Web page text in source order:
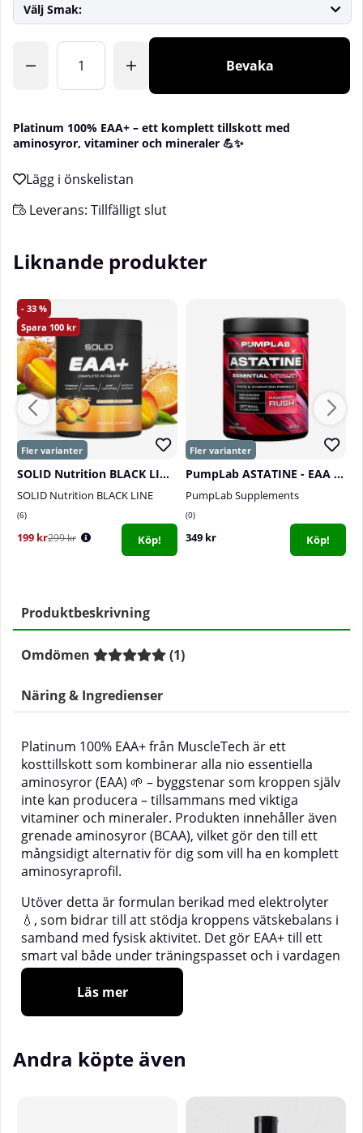
Välj Smak:
Bevaka
Platinum 100% EAA+ – ett komplett tillskott med
aminosyror, vitaminer och mineraler 💪✨
Leverans: Tillfälligt slut
Liknande produkter
33
100
SOLID Nutrition BLACK LINE EAA+, 440 g
SOLID Nutrition BLACK LINE
6
199 kr299 kr Köp!
PumpLab ASTATINE - EAA & Hydration, 450 g
PumpLab Supplements
0
349 kr Köp!
Produktbeskrivning
Omdömen (1)
Näring & Ingredienser
Platinum 100% EAA+ från MuscleTech är ett
kosttillskott som kombinerar alla nio essentiella
aminosyror (EAA) 🌱 – byggstenar som kroppen själv
inte kan producera – tillsammans med viktiga
vitaminer och mineraler. Produkten innehåller även
grenade aminosyror (BCAA), vilket gör den till ett
mångsidigt alternativ för dig som vill ha en komplett
aminosyraprofil.
Utöver detta är formulan berikad med elektrolyter
💧, som bidrar till att stödja kroppens vätskebalans i
samband med fysisk aktivitet. Det gör EAA+ till ett
smart val både under träningspasset och i vardagen
när du vill fylla på med viktiga näringsämnen på ett
enkelt och praktiskt sätt.
Varje portion innehåller bland annat:
🍊Vitamin C – bidrar till att minska trötthet
och utmattning samt till immunsystemets
Läs mer
Andra köpte även